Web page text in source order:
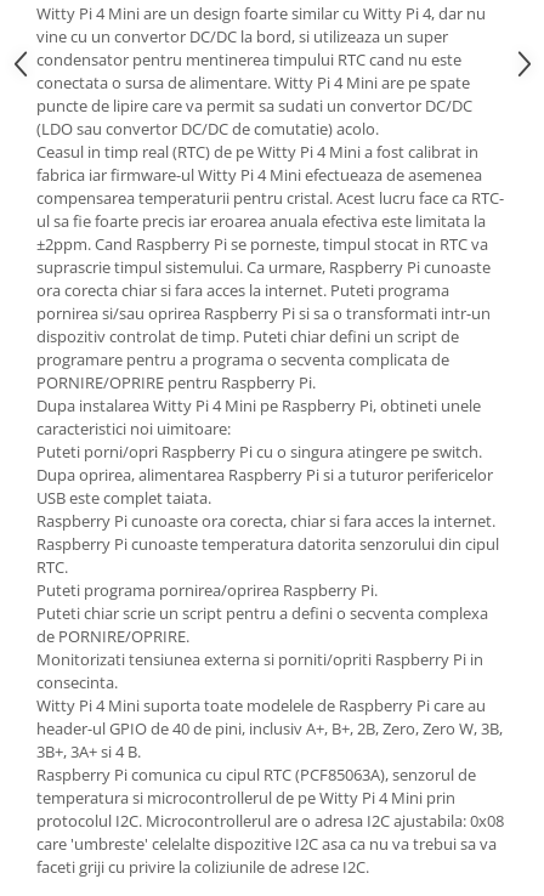
3Doodler
Componente
Componente
Componente E3D
Filament Premium ABS 1.75 mm
Filament Premium ABS 3 mm
Filament Premium PLA 1.75 mm
Filamente Speciale
Prusa I3 DIY Kit
Carti
Pentru Incepatori
Kituri incepatori Arduino
Pentru Incepatori
Micro:bit
Junior Robotics
Carti
Junior Robotics
Lego Education
STEM Education
Ugears
Kit Fun
Kit Roboti
Cadouri
Puzzle mecanic Ugears
Organizator de chei Wunderkey
Witty Pi 4 Mini are un design foarte similar cu Witty Pi 4, dar nu
vine cu un convertor DC/DC la bord, si utilizeaza un super
condensator pentru mentinerea timpului RTC cand nu este
conectata o sursa de alimentare. Witty Pi 4 Mini are pe spate
puncte de lipire care va permit sa sudati un convertor DC/DC
(LDO sau convertor DC/DC de comutatie) acolo.
Ceasul in timp real (RTC) de pe Witty Pi 4 Mini a fost calibrat in
fabrica iar firmware-ul Witty Pi 4 Mini efectueaza de asemenea
compensarea temperaturii pentru cristal. Acest lucru face ca RTC-
ul sa fie foarte precis iar eroarea anuala efectiva este limitata la
±2ppm. Cand Raspberry Pi se porneste, timpul stocat in RTC va
suprascrie timpul sistemului. Ca urmare, Raspberry Pi cunoaste
ora corecta chiar si fara acces la internet. Puteti programa
pornirea si/sau oprirea Raspberry Pi si sa o transformati intr-un
dispozitiv controlat de timp. Puteti chiar defini un script de
programare pentru a programa o secventa complicata de
PORNIRE/OPRIRE pentru Raspberry Pi.
Dupa instalarea Witty Pi 4 Mini pe Raspberry Pi, obtineti unele
caracteristici noi uimitoare:
Puteti porni/opri Raspberry Pi cu o singura atingere pe switch.
Dupa oprirea, alimentarea Raspberry Pi si a tuturor perifericelor
USB este complet taiata.
Raspberry Pi cunoaste ora corecta, chiar si fara acces la internet.
Raspberry Pi cunoaste temperatura datorita senzorului din cipul
RTC.
Puteti programa pornirea/oprirea Raspberry Pi.
Puteti chiar scrie un script pentru a defini o secventa complexa
de PORNIRE/OPRIRE.
Monitorizati tensiunea externa si porniti/opriti Raspberry Pi in
consecinta.
Witty Pi 4 Mini suporta toate modelele de Raspberry Pi care au
header-ul GPIO de 40 de pini, inclusiv A+, B+, 2B, Zero, Zero W, 3B,
3B+, 3A+ si 4 B.
Raspberry Pi comunica cu cipul RTC (PCF85063A), senzorul de
temperatura si microcontrollerul de pe Witty Pi 4 Mini prin
protocolul I2C. Microcontrollerul are o adresa I2C ajustabila: 0x08
care 'umbreste' celelalte dispozitive I2C asa ca nu va trebui sa va
faceti griji cu privire la coliziunile de adrese I2C.